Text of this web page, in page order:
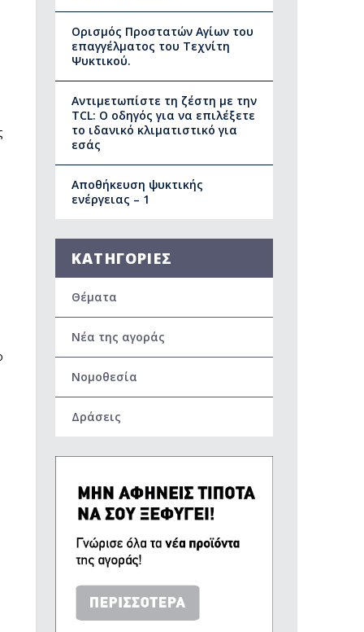
Ορισμός Προστατών Αγίων του
επαγγέλματος του Τεχνίτη
Ψυκτικού.
Αντιμετωπίστε τη ζέστη με την
TCL: Ο οδηγός για να επιλέξετε
το ιδανικό κλιματιστικό για
εσάς
Αποθήκευση ψυκτικής
ενέργειας – 1
ΚΑΤΗΓΟΡΙΕΣ
Θέματα
Νέα της αγοράς
Νομοθεσία
Δράσεις